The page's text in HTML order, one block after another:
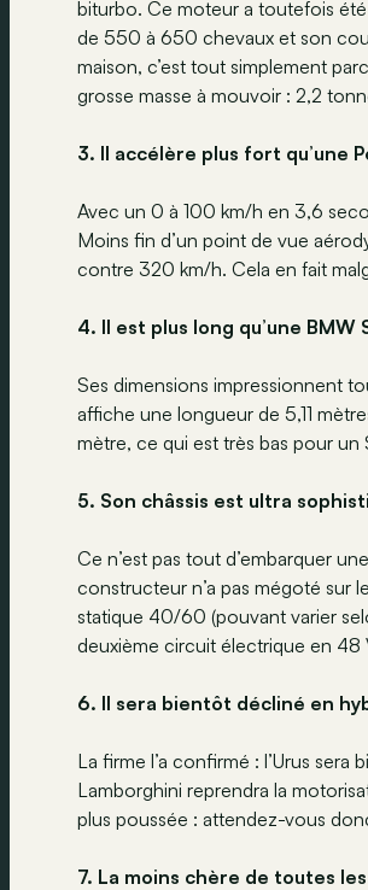
biturbo. Ce moteur a toutefois
de 550 à 650 chevaux et son
maison, c’est tout simplement
grosse masse à mouvoir : 2,2
3. Il accélère plus fort qu’une
Avec un 0 à 100 km/h en 3,6
Moins fin d’un point de vue
contre 320 km/h. Cela en fait
4. Il est plus long qu’une BMW
Ses dimensions impressionnent
affiche une longueur de 5,11
mètre, ce qui est très bas pour un
5. Son châssis est ultra
Ce n’est pas tout d’embarquer
constructeur n’a pas mégoté sur
statique 40/60 (pouvant varier
deuxième circuit électrique en 48
6. Il sera bientôt décliné en
La firme l’a confirmé : l’Urus
Lamborghini reprendra la
plus poussée : attendez-vous
7. La moins chère de toutes